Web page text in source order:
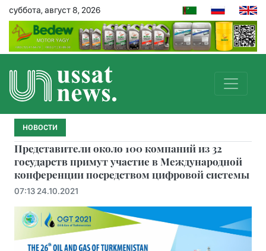
суббота, август 8, 2026
НОВОСТИ
Представители около 100 компаний из 32
государств примут участие в Международной
конференции посредством цифровой системы
07:13 24.10.2021